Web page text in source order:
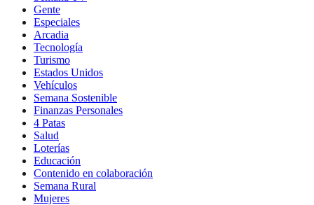
Gente
Especiales
Arcadia
Tecnología
Turismo
Estados Unidos
Vehículos
Semana Sostenible
Finanzas Personales
4 Patas
Salud
Loterías
Educación
Contenido en colaboración
Semana Rural
Mujeres